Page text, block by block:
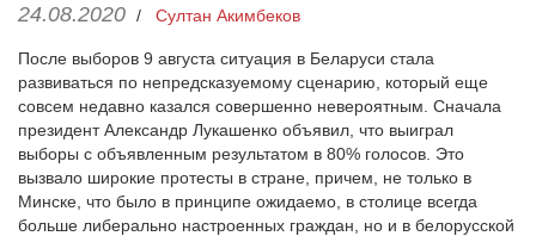
24.08.2020 / Султан Акимбеков
После выборов 9 августа ситуация в Беларуси стала
развиваться по непредсказуемому сценарию, который еще
совсем недавно казался совершенно невероятным. Сначала
президент Александр Лукашенко объявил, что выиграл
выборы с объявленным результатом в 80% голосов. Это
вызвало широкие протесты в стране, причем, не только в
Минске, что было в принципе ожидаемо, в столице всегда
больше либерально настроенных граждан, но и в белорусской